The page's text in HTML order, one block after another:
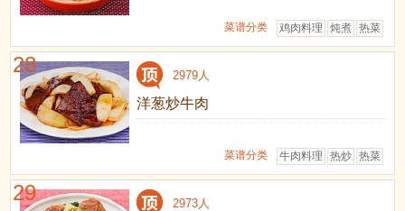
热菜
炖煮
鸡肉料理
菜谱分类
28 2979人
洋葱炒牛肉
热菜
热炒
牛肉料理
菜谱分类
29 2973人